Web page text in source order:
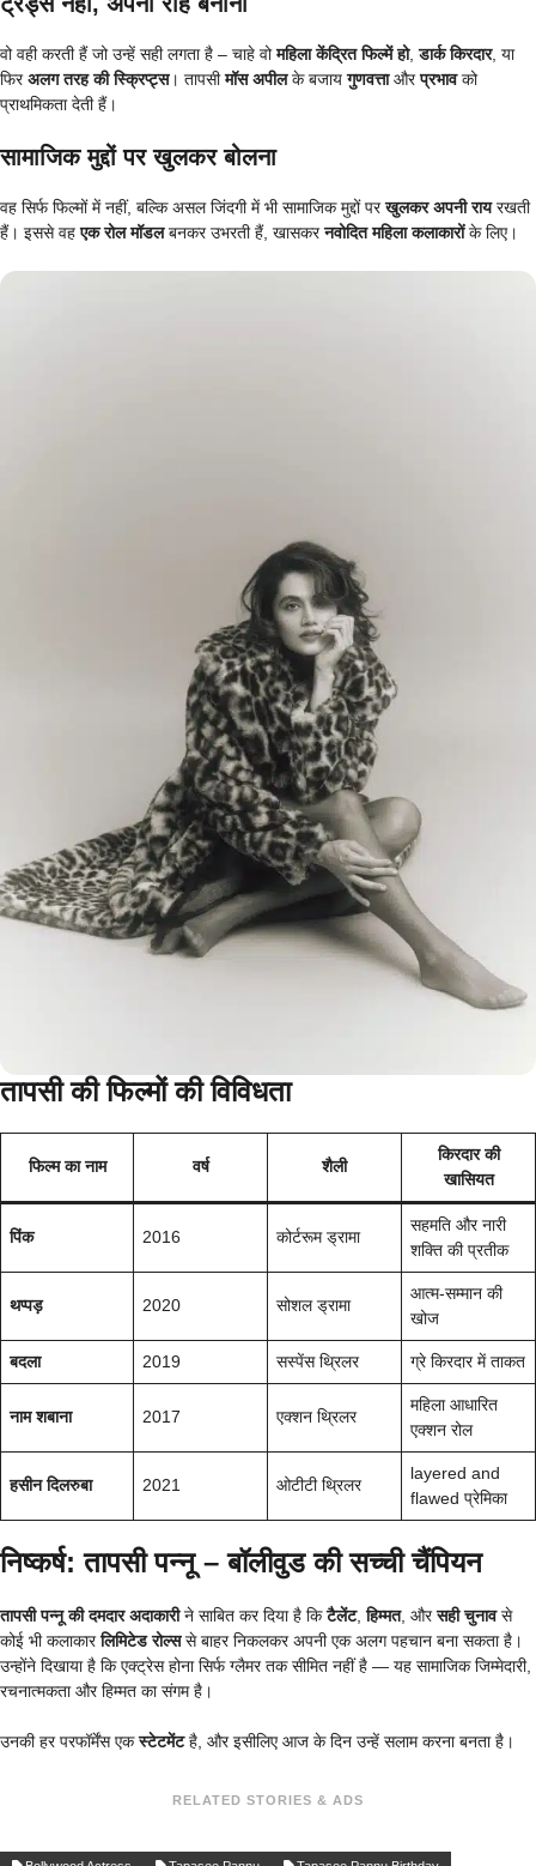
वो वही करती हैं जो उन्हें सही लगता है – चाहे वोमहिला केंद्रित फिल्में हो,डार्क किरदार, या
फिरअलग तरह की स्क्रिप्ट्स। तापसीमॉस अपीलके बजायगुणवत्ताऔरप्रभावको
प्राथमिकता देती हैं।
सामाजिक मुद्दों पर खुलकर बोलना
वह सिर्फ फिल्मों में नहीं, बल्कि असल जिंदगी में भी सामाजिक मुद्दों परखुलकर अपनी रायरखती
हैं। इससे वहएक रोल मॉडलबनकर उभरती हैं, खासकरनवोदित महिला कलाकारोंके लिए।
तापसी की फिल्मों की विविधता
फिल्म का नाम वर्ष शैली
किरदार की
खासियत
पिंक 2016 कोर्टरूम ड्रामा
सहमति और नारी
शक्ति की प्रतीक
थप्पड़ 2020 सोशल ड्रामा
आत्म-सम्मान की
खोज
बदला 2019 सस्पेंस थ्रिलर ग्रे किरदार में ताकत
नाम शबाना 2017 एक्शन थ्रिलर
महिला आधारित
एक्शन रोल
हसीन दिलरुबा 2021 ओटीटी थ्रिलर
layered and
flawed प्रेमिका
निष्कर्ष: तापसी पन्नू – बॉलीवुड की सच्ची चैंपियन
तापसी पन्नू की दमदार अदाकारीने साबित कर दिया है किटैलेंट,हिम्मत, औरसही चुनावसे
कोई भी कलाकारलिमिटेड रोल्ससे बाहर निकलकर अपनी एक अलग पहचान बना सकता है।
उन्होंने दिखाया है कि एक्ट्रेस होना सिर्फ ग्लैमर तक सीमित नहीं है — यह सामाजिक जिम्मेदारी,
रचनात्मकता और हिम्मत का संगम है।
उनकी हर परफॉर्मेंस एकस्टेटमेंटहै, और इसीलिए आज के दिन उन्हें सलाम करना बनता है।
RELATED STORIES & ADS